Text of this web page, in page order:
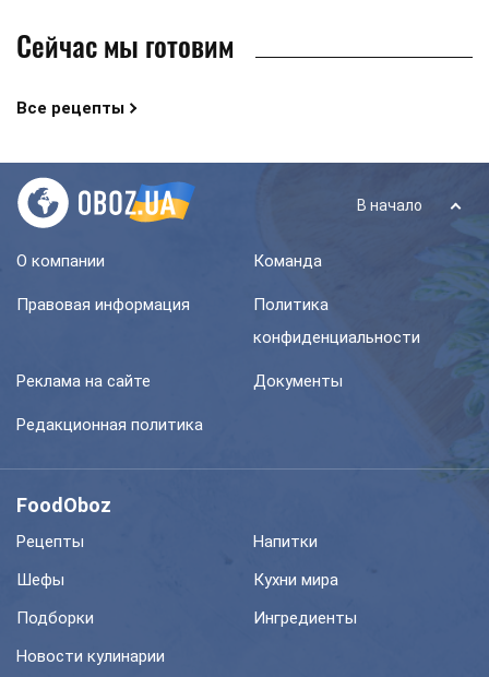
Сейчас мы готовим
Все рецепты
В начало
О компании Команда
Правовая информация
Политика
конфиденциальности
Реклама на сайте Документы
Редакционная политика
FoodOboz
Рецепты
Напитки
Шефы
Кухни мира
Подборки
Ингредиенты
Новости кулинарии